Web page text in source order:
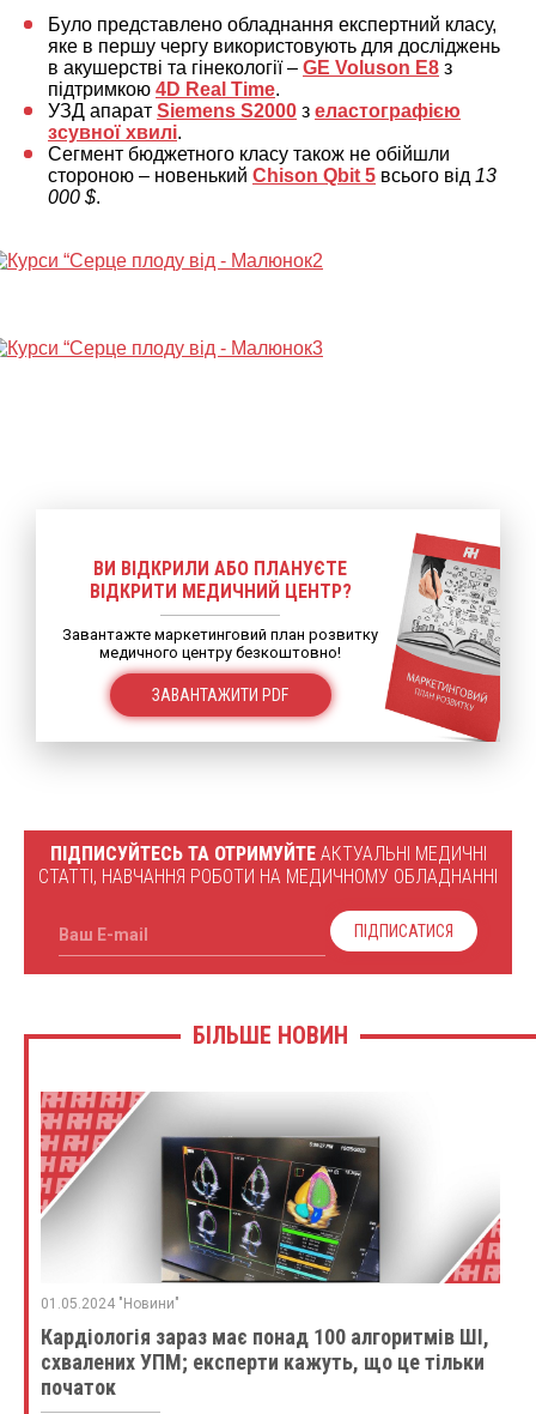
Було представлено обладнання експертний класу,
яке в першу чергу використовують для досліджень
в акушерстві та гінекології – GE Voluson E8 з
підтримкою 4D Real Time.
УЗД апарат Siemens S2000 з еластографією
зсувної хвилі.
Сегмент бюджетного класу також не обійшли
стороною – новенький Chison Qbit 5 всього від 13
000 $.
ВИ ВІДКРИЛИ АБО ПЛАНУЄТЕ
ВІДКРИТИ МЕДИЧНИЙ ЦЕНТР?
Завантажте маркетинговий план розвитку
медичного центру безкоштовно!
ЗАВАНТАЖИТИ PDF
ПІДПИСУЙТЕСЬ ТА ОТРИМУЙТЕАКТУАЛЬНІ МЕДИЧНІ
СТАТТІ, НАВЧАННЯ РОБОТИ НА МЕДИЧНОМУ ОБЛАДНАННІ
Ваш E-mail ПІДПИСАТИСЯ
БІЛЬШЕ НОВИН
01.05.2024 "Новини"
Кардіологія зараз має понад 100 алгоритмів ШІ,
схвалених УПМ; експерти кажуть, що це тільки
початок